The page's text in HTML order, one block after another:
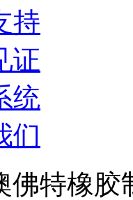
持
证
统
们
佛特橡